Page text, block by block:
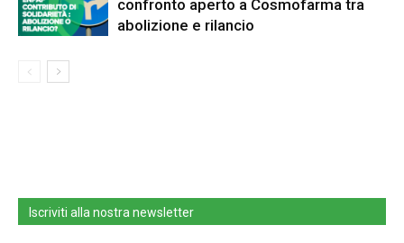
confronto aperto a Cosmofarma tra
abolizione e rilancio
Iscriviti alla nostra newsletter